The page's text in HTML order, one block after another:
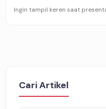
Ingin tampil keren saat
Cari Artikel